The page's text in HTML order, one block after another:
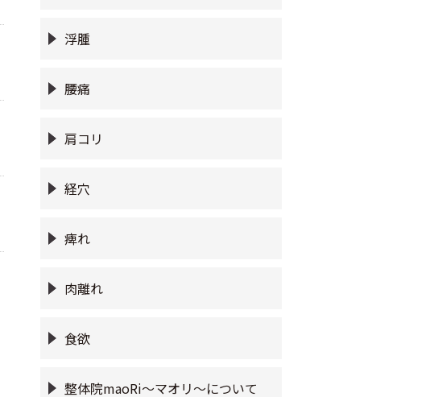
浮腫
腰痛
肩コリ
経穴
痺れ
肉離れ
食欲
整体院maoRi〜マオリ〜について